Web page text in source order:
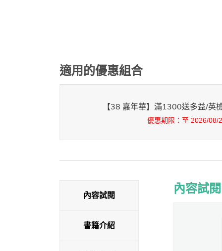
適用的優惠組合
【38 嘉年華】滿1300送多益/英
優惠期限：至 2026/08/
內容試閱
書籍介紹
內容試閱